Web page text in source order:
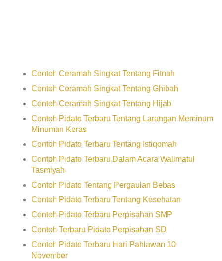
Contoh Ceramah Singkat Tentang Fitnah
Contoh Ceramah Singkat Tentang Ghibah
Contoh Ceramah Singkat Tentang Hijab
Contoh Pidato Terbaru Tentang Larangan Meminum
Minuman Keras
Contoh Pidato Terbaru Tentang Istiqomah
Contoh Pidato Terbaru Dalam Acara Walimatul
Tasmiyah
Contoh Pidato Tentang Pergaulan Bebas
Contoh Pidato Terbaru Tentang Kesehatan
Contoh Pidato Terbaru Perpisahan SMP
Contoh Terbaru Pidato Perpisahan SD
Contoh Pidato Terbaru Hari Pahlawan 10
November